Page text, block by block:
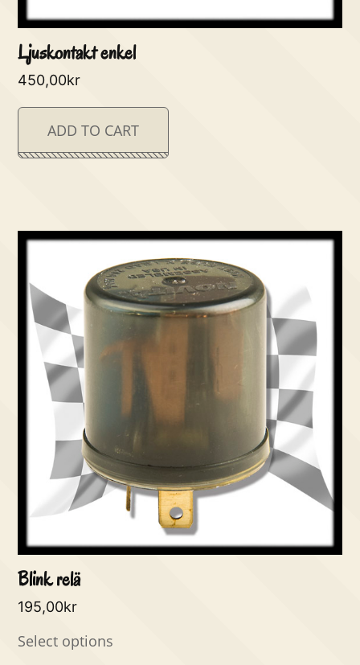
Ljuskontakt enkel
450,00kr
ADD TO CART
Blink relä
195,00kr
Select options